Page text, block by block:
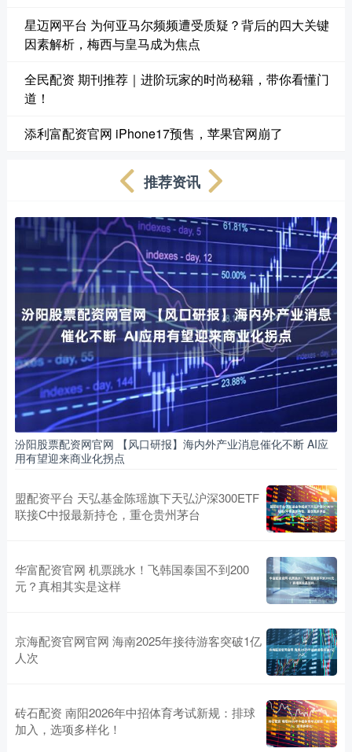
星迈网平台 为何亚马尔频频遭受质疑？背后的四大关键
因素解析，梅西与皇马成为焦点
全民配资 期刊推荐｜进阶玩家的时尚秘籍，带你看懂门
道！
添利富配资官网 iPhone17预售，苹果官网崩了
推荐资讯
汾阳股票配资网官网 【风口研报】海内外产业消息催化不断 AI应
用有望迎来商业化拐点
盟配资平台 天弘基金陈瑶旗下天弘沪深300ETF
联接C中报最新持仓，重仓贵州茅台
华富配资官网 机票跳水！飞韩国泰国不到200
元？真相其实是这样
京海配资官网官网 海南2025年接待游客突破1亿
人次
砖石配资 南阳2026年中招体育考试新规：排球
加入，选项多样化！